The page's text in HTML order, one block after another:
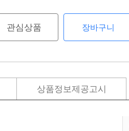
관심상품 장바구니
상품정보제공고시